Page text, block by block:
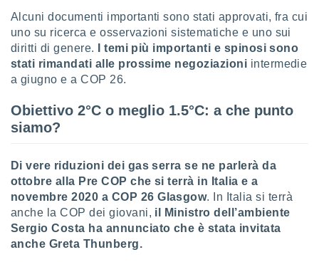
di
dei
la
del
Alcuni documenti importanti sono stati approvati, fra cui
uno su ricerca e osservazioni sistematiche e uno sui
diritti di genere.
I temi più importanti e spinosi sono
stati rimandati alle prossime negoziazioni intermedie
a giugno e a COP 26.
Obiettivo 2°C o meglio 1.5°C: a che punto
siamo?
Di vere riduzioni dei gas serra se ne parlerà da
ottobre alla Pre COP che si terrà in Italiae a
novembre 2020 a COP 26 Glasgow. In Italia si terrà
anche la COP dei giovani, il Ministro dell’ambiente
Sergio Costa ha annunciato che è stata invitata
anche Greta Thunberg.